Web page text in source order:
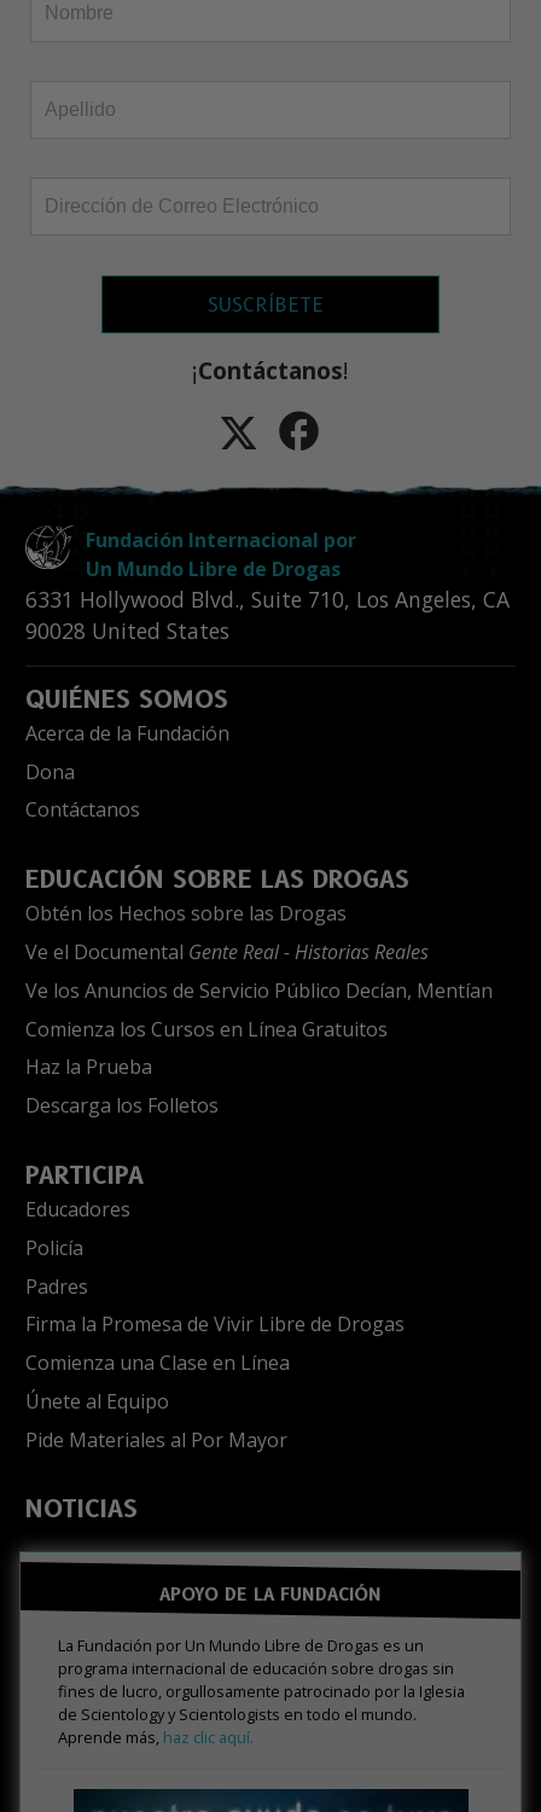
SUSCRÍBETE
¡Contáctanos!
Fundación Internacional por
Un Mundo Libre de Drogas
6331 Hollywood Blvd., Suite 710, Los Angeles, CA
90028 United States
QUIÉNES SOMOS
Acerca de la Fundación
Dona
Contáctanos
EDUCACIÓN SOBRE LAS DROGAS
Obtén los Hechos sobre las Drogas
Ve el Documental Gente Real - Historias Reales
Ve los Anuncios de Servicio Público Decían, Mentían
Comienza los Cursos en Línea Gratuitos
Haz la Prueba
Descarga los Folletos
PARTICIPA
Educadores
Policía
Padres
Firma la Promesa de Vivir Libre de Drogas
Comienza una Clase en Línea
Únete al Equipo
Pide Materiales al Por Mayor
NOTICIAS
APOYO DE LA FUNDACIÓN
La Fundación por Un Mundo Libre de Drogas es un
programa internacional de educación sobre drogas sin
fines de lucro, orgullosamente patrocinado por la Iglesia
de Scientology y Scientologists en todo el mundo.
Aprende más, haz clic aquí.